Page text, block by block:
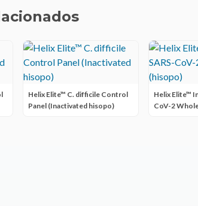
Helix Elite™ C. difficile Control
Panel (Inactivated hisopo)
Helix Elite™
CoV-2